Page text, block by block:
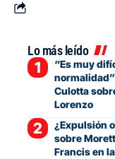
Lo más leído
“Es muy
Culotta
Lorenzo
¿Expulsión
sobre
Francis en